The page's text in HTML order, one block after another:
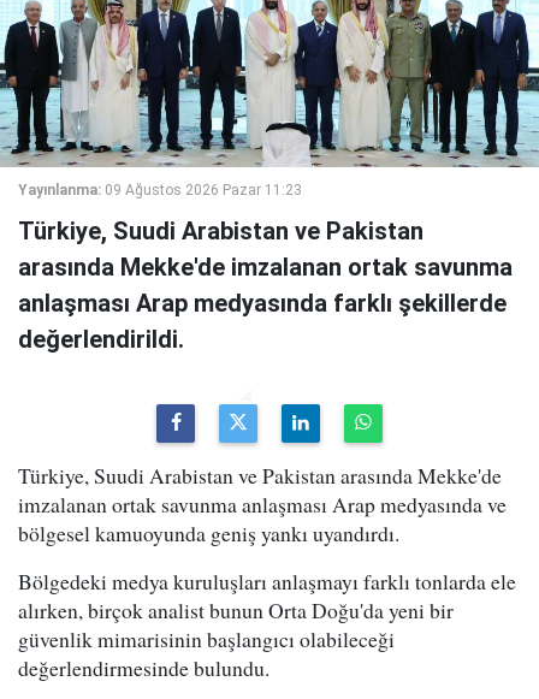
Yayınlanma: 09 Ağustos 2026 Pazar 11:23
Türkiye, Suudi Arabistan ve Pakistan
arasında Mekke'de imzalanan ortak savunma
anlaşması Arap medyasında farklı şekillerde
değerlendirildi.
Türkiye, Suudi Arabistan ve Pakistan arasında Mekke'de
imzalanan ortak savunma anlaşması Arap medyasında ve
bölgesel kamuoyunda geniş yankı uyandırdı.
Bölgedeki medya kuruluşları anlaşmayı farklı tonlarda ele
alırken, birçok analist bunun Orta Doğu'da yeni bir
güvenlik mimarisinin başlangıcı olabileceği
değerlendirmesinde bulundu.